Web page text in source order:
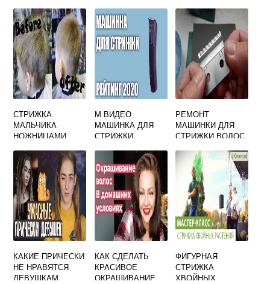
СТРИЖКА
МАЛЬЧИКА
НОЖНИЦАМИ
М ВИДЕО
МАШИНКА ДЛЯ
СТРИЖКИ
РЕМОНТ
МАШИНКИ ДЛЯ
СТРИЖКИ ВОЛОС
ВИДЕО
КАКИЕ ПРИЧЕСКИ
НЕ НРАВЯТСЯ
ДЕВУШКАМ
КАК СДЕЛАТЬ
КРАСИВОЕ
ОКРАШИВАНИЕ
ФИГУРНАЯ
СТРИЖКА
ХВОЙНЫХ